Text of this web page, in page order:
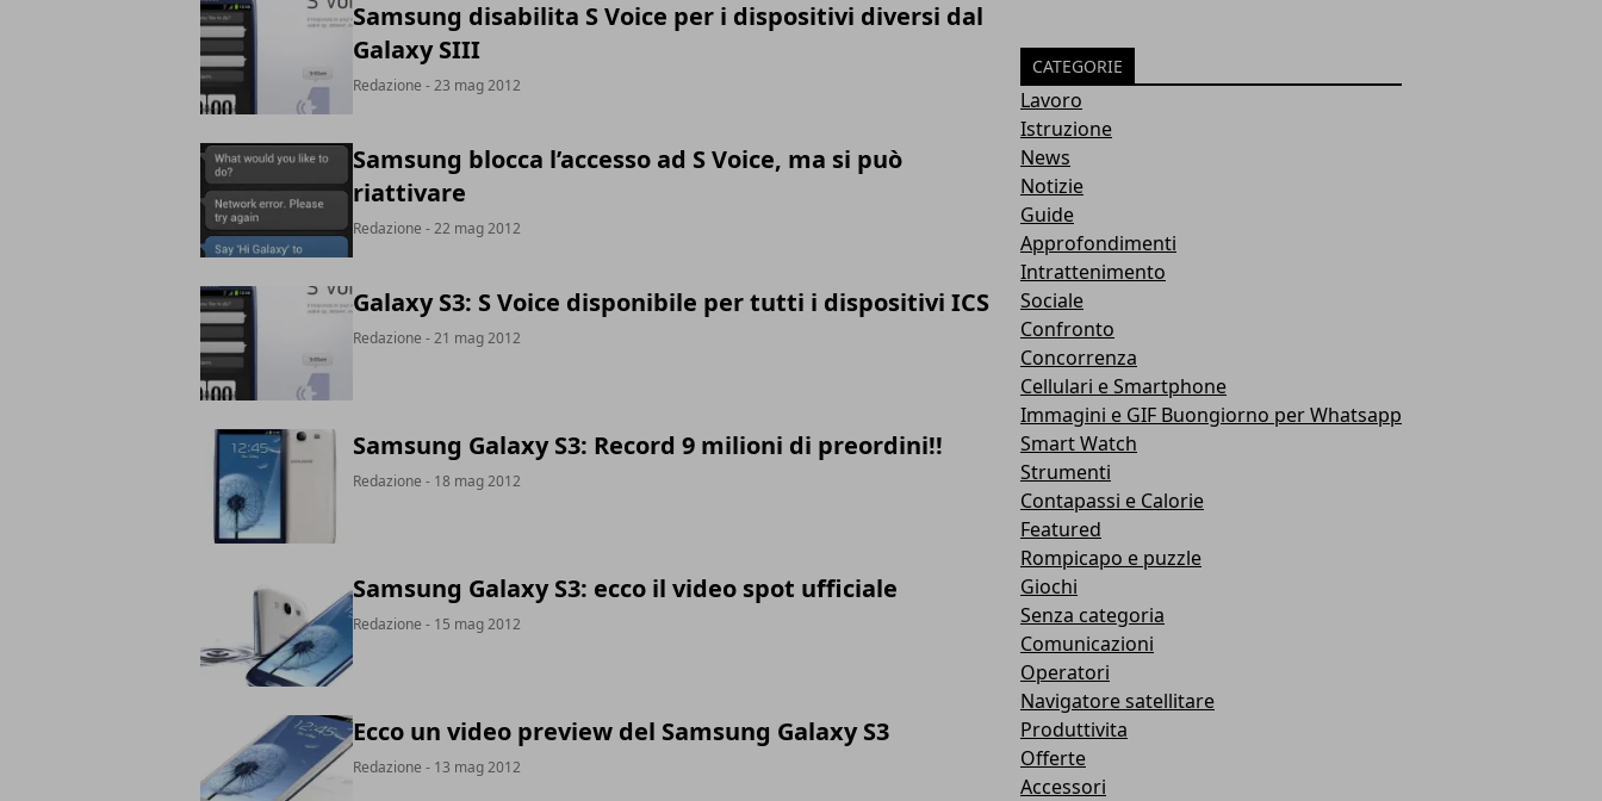
Samsung disabilita S Voice per i dispositivi diversi dal
Galaxy SIII
Redazione - 23 mag 2012
Samsung blocca l’accesso ad S Voice, ma si può
riattivare
Redazione - 22 mag 2012
Galaxy S3: S Voice disponibile per tutti i dispositivi ICS
Redazione - 21 mag 2012
Samsung Galaxy S3: Record 9 milioni di preordini!!
Redazione - 18 mag 2012
Samsung Galaxy S3: ecco il video spot ufficiale
Redazione - 15 mag 2012
Ecco un video preview del Samsung Galaxy S3
Redazione - 13 mag 2012
CATEGORIE
Lavoro
Istruzione
News
Notizie
Guide
Approfondimenti
Intrattenimento
Sociale
Confronto
Concorrenza
Cellulari e Smartphone
Immagini e GIF Buongiorno per Whatsapp
Smart Watch
Strumenti
Contapassi e Calorie
Featured
Rompicapo e puzzle
Giochi
Senza categoria
Comunicazioni
Operatori
Navigatore satellitare
Produttivita
Offerte
Accessori